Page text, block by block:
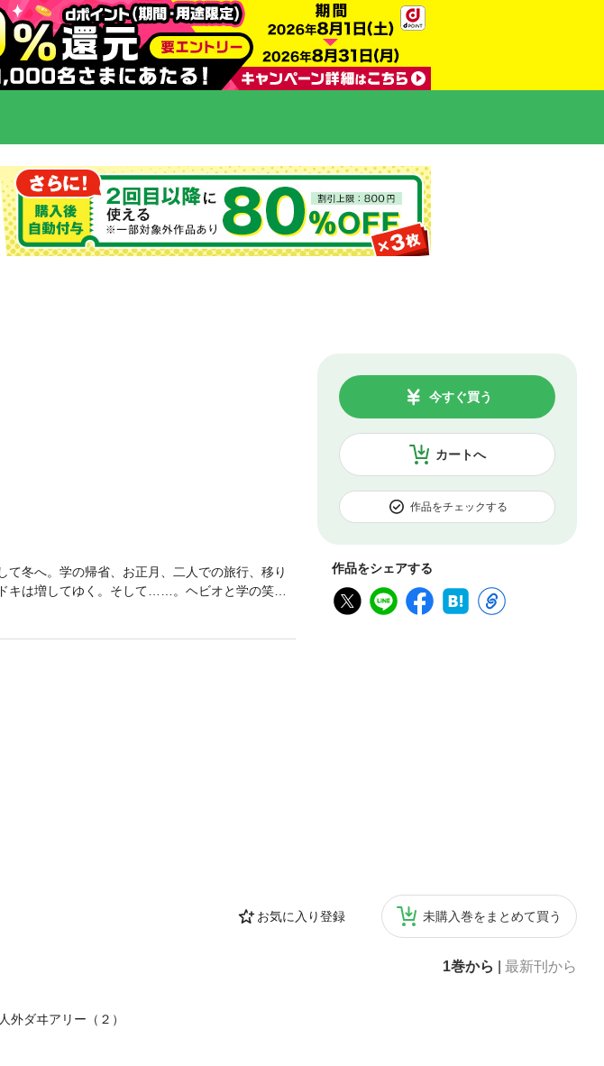
カートへ
今すぐ買う
作品をチェックする
作品をシェアする
お気に入り登録 未購入巻をまとめて買う
1巻から 最新刊から
ダヰアリー（２）
冬へ。学の帰省、お正月、二人での旅行、移り
キは増してゆく。そして……。ヘビオと学の笑撃